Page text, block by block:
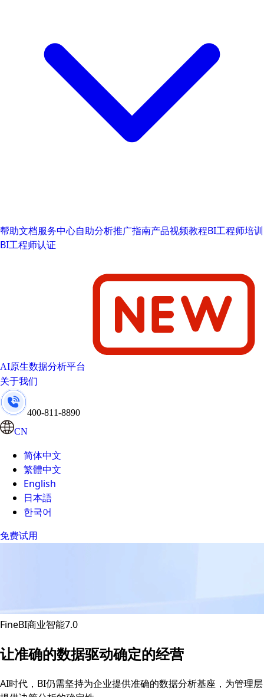
帮助文档服务中心自助分析推广指南产品视频教程BI工程师培训
BI工程师认证
AI原生数据分析平台
关于我们
400-811-8890
CN
简体中文
繁體中文
English
日本語
한국어
免费试用
FineBI商业智能7.0
让准确的数据驱动确定的经营
AI时代，BI仍需坚持为企业提供准确的数据分析基座，为管理层